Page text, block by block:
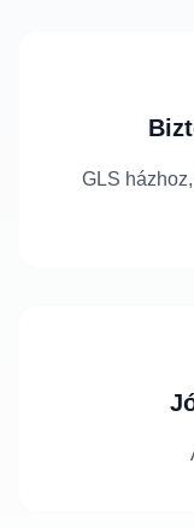
GLS